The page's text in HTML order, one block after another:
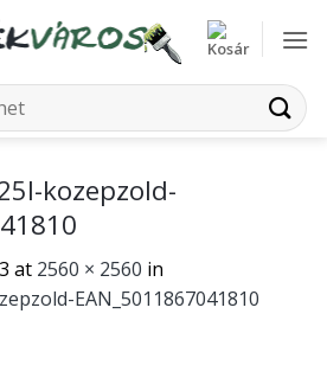
kozepzold-
at 2560 × 2560 in
EAN_5011867041810